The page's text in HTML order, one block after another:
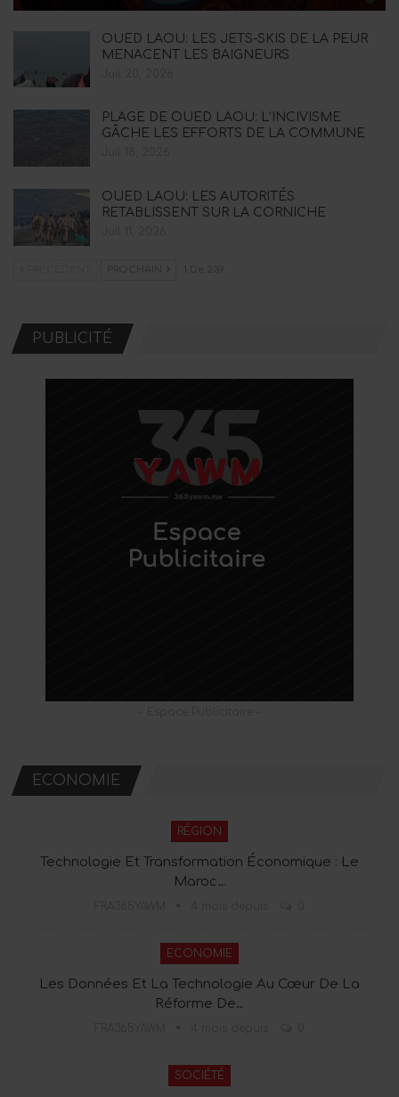
OUED LAOU: LES JETS-SKIS DE LA PEUR
MENACENT LES BAIGNEURS
PLAGE DE OUED LAOU: L’INCIVISME
GÂCHE LES EFFORTS DE LA COMMUNE
OUED LAOU: LES AUTORITÉS
RETABLISSENT SUR LA CORNICHE
PROCHAIN 1 De 239
PUBLICITÉ
ECONOMIE
RÉGION
Technologie Et Transformation Économique : Le
Maroc…
ECONOMIE
Les Données Et La Technologie Au Cœur De La
Réforme De…
SOCIÉTÉ